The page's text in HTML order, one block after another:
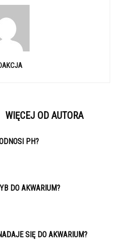
WIĘCEJ OD AUTORA
PH?
DO AKWARIUM?
SIĘ DO AKWARIUM?